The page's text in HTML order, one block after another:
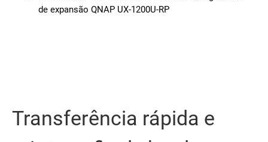
de expansão QNAP UX-1200U-RP
Transferência rápida e